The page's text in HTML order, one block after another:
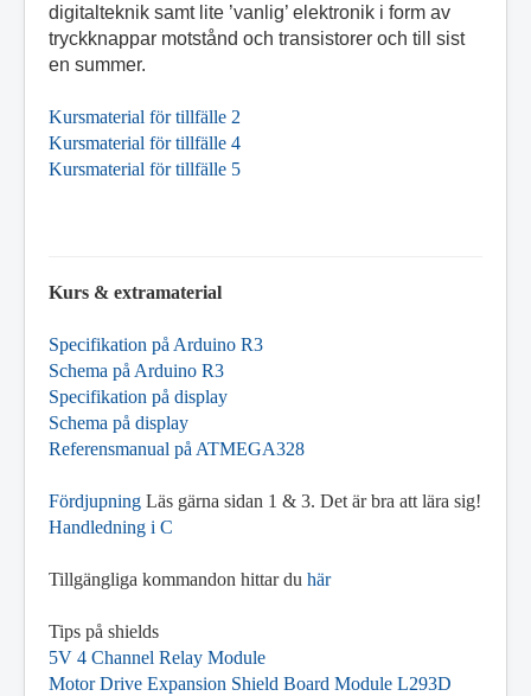
digitalteknik samt lite ’vanlig’ elektronik i form av
tryckknappar motstånd och transistorer och till sist
en summer.
Kursmaterial för tillfälle 2
Kursmaterial för tillfälle 4
Kursmaterial för tillfälle 5
Kurs & extramaterial
Specifikation på Arduino R3
Schema på Arduino R3
Specifikation på display
Schema på display
Referensmanual på ATMEGA328
Fördjupning Läs gärna sidan 1 & 3. Det är bra att lära sig!
Handledning i C
Tillgängliga kommandon hittar du här
Tips på shields
5V 4 Channel Relay Module
Motor Drive Expansion Shield Board Module L293D